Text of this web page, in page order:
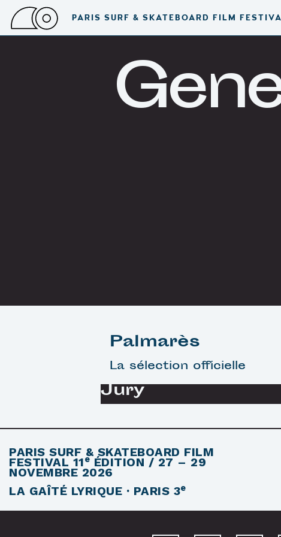
PARIS SURF & SKATEBOARD FILM
Palmarès
La sélection officielle
Jury
PARIS SURF & SKATEBOARD FILM
FESTIVAL 11e ÉDITION / 27 – 29
NOVEMBRE 2026
LA GAÎTÉ LYRIQUE · PARIS 3e